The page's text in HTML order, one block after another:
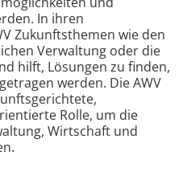
In ihren
Zukunftsthemen wie den
Verwaltung oder die
hilft, Lösungen zu finden,
werden. Die AWV
Rolle, um die
Wirtschaft und